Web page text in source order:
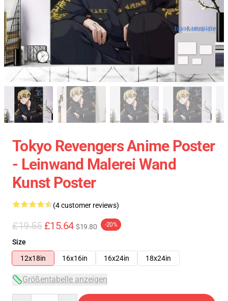
blank template
Tokyo Revengers Anime Poster
- Leinwand Malerei Wand
Kunst Poster
(4 customer reviews)
£19.55 £15.64 $19.80 -20%
Size
12x18in
16x16in 16x24in 18x24in
Größentabelle anzeigen